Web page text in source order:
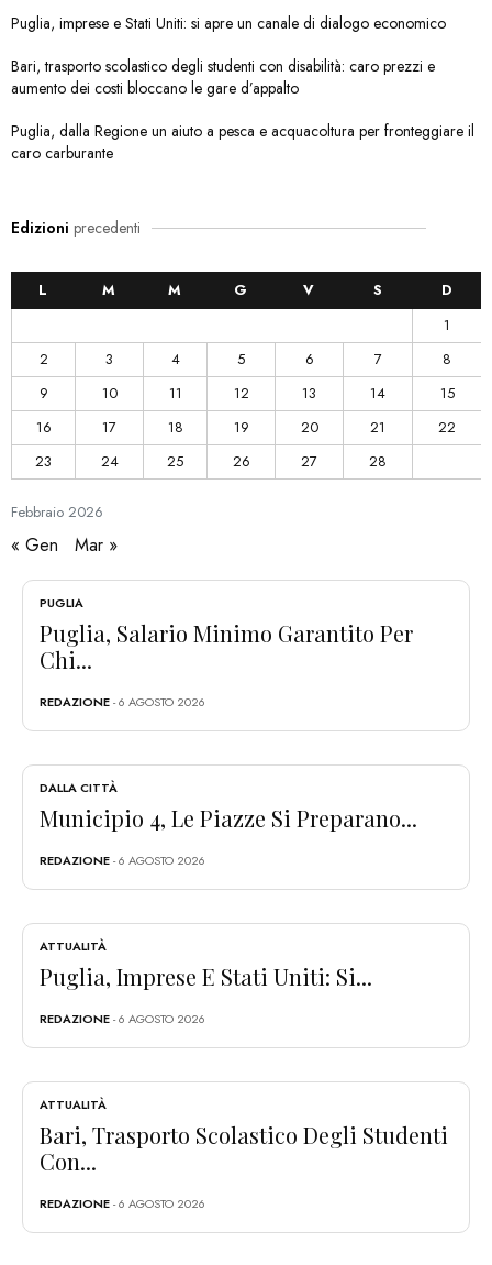
Puglia, imprese e Stati Uniti: si apre un canale di dialogo economico
Bari, trasporto scolastico degli studenti con disabilità: caro prezzi e
aumento dei costi bloccano le gare d’appalto
Puglia, dalla Regione un aiuto a pesca e acquacoltura per fronteggiare il
caro carburante
Edizioni precedenti
Febbraio 2026
L M M G V S
D
1
2
3 4 5 6 7
8
9
10 11 12 13 14
15
16
17 18 19 20 21
22
23
24 25 26 27 28
« Gen Mar »
PUGLIA
Puglia, Salario Minimo Garantito Per
Chi...
REDAZIONE- 6 AGOSTO 2026
DALLA CITTÀ
Municipio 4, Le Piazze Si Preparano...
REDAZIONE- 6 AGOSTO 2026
ATTUALITÀ
Puglia, Imprese E Stati Uniti: Si...
REDAZIONE- 6 AGOSTO 2026
ATTUALITÀ
Bari, Trasporto Scolastico Degli Studenti
Con...
REDAZIONE- 6 AGOSTO 2026